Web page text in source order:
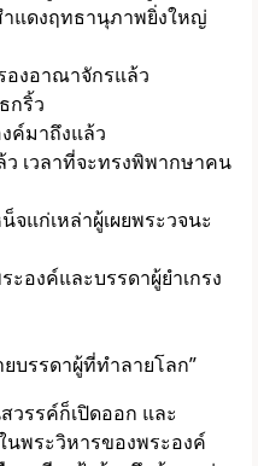
ำแดงฤทธานุภาพยิ่งใหญ่
องอาณาจักรแล้ว
กริ้ว
ค์มาถึงแล้ว
ว เวลาที่จะทรงพิพากษาคน
จแก่เหล่าผู้เผยพระวจนะ
องค์และบรรดาผู้ยำเกรง
บรรดาผู้ที่ทำลายโลก”
วรรค์ก็เปิดออก และ
พระวิหารของพระองค์